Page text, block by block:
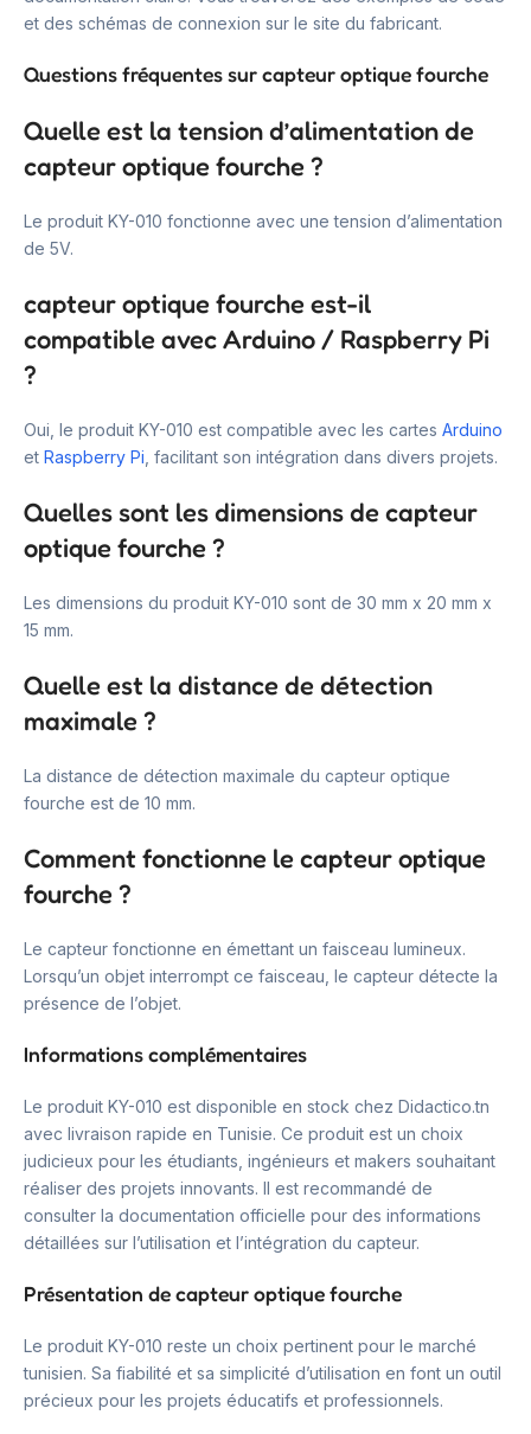
et des schémas de connexion sur le site du fabricant.
Questions fréquentes sur capteur optique fourche
Quelle est la tension d’alimentation de
capteur optique fourche ?
Le produit KY-010 fonctionne avec une tension d’alimentation
de 5V.
capteur optique fourche est-il
compatible avec Arduino / Raspberry Pi
?
Oui, le produit KY-010 est compatible avec les cartes Arduino
et Raspberry Pi , facilitant son intégration dans divers projets.
Quelles sont les dimensions de capteur
optique fourche ?
Les dimensions du produit KY-010 sont de 30 mm x 20 mm x
15 mm.
Quelle est la distance de détection
maximale ?
La distance de détection maximale du capteur optique
fourche est de 10 mm.
Comment fonctionne le capteur optique
fourche ?
Le capteur fonctionne en émettant un faisceau lumineux.
Lorsqu’un objet interrompt ce faisceau, le capteur détecte la
présence de l’objet.
Informations complémentaires
Le produit KY-010 est disponible en stock chez Didactico.tn
avec livraison rapide en Tunisie. Ce produit est un choix
judicieux pour les étudiants, ingénieurs et makers souhaitant
réaliser des projets innovants. Il est recommandé de
consulter la documentation officielle pour des informations
détaillées sur l’utilisation et l’intégration du capteur.
Présentation de capteur optique fourche
Le produit KY-010 reste un choix pertinent pour le marché
tunisien. Sa fiabilité et sa simplicité d’utilisation en font un outil
précieux pour les projets éducatifs et professionnels.